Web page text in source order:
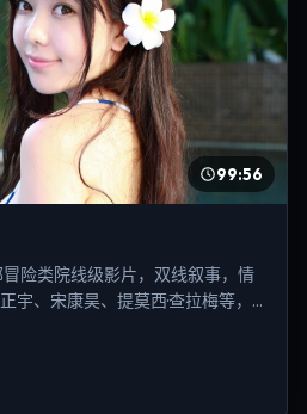
99:56
险类院线级影片，双线叙事，情
宇、宋康昊、提莫西·查拉梅等，